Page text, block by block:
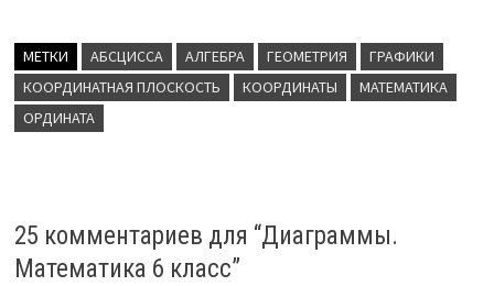
МЕТКИ АБСЦИССА АЛГЕБРА ГЕОМЕТРИЯ
ГРАФИКИ
КООРДИНАТНАЯ ПЛОСКОСТЬ
КООРДИНАТЫ
МАТЕМАТИКА
ОРДИНАТА
25 комментариев для “Диаграммы.
Математика 6 класс”